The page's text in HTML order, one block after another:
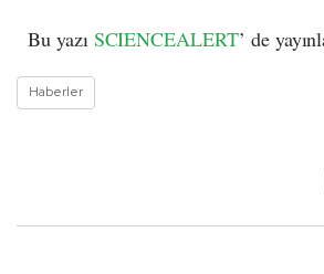
Bu yazı SCIENCEALERT’ de
Haberler